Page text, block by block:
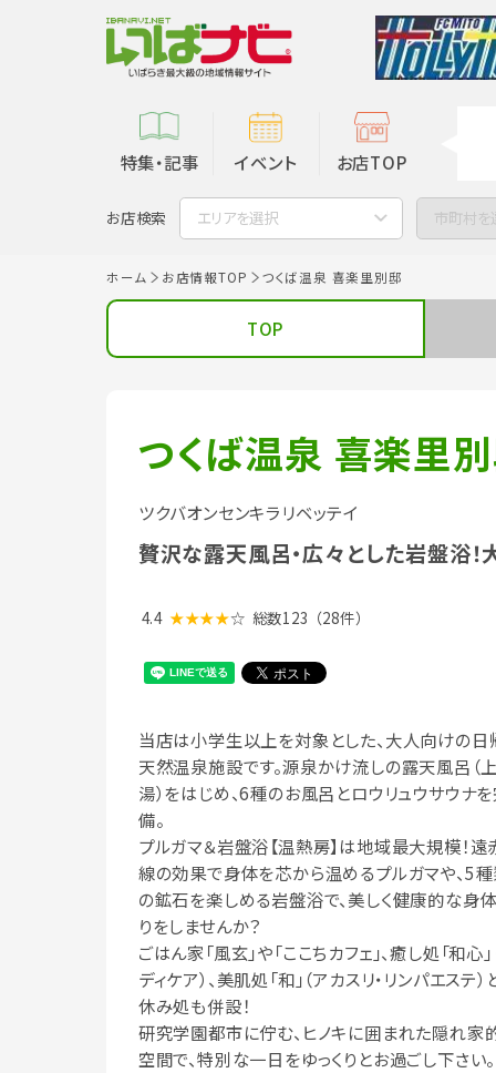
特集・記事 イベント お店TOP
お店検索 エリアを選択 市町村を
ホーム お店情報TOP つくば温泉 喜楽里別邸
TOP
つくば温泉 喜楽里
ツクバオンセンキラリベッテイ
贅沢な露天風呂・広々とした岩盤浴
4.4 ★★★★☆ 総数123 （28件）
当店は小学生以上を対象とした、大人向けの日
天然温泉施設です。源泉かけ流しの露天風呂（
湯）をはじめ、6種のお風呂とロウリュウサウナ
備。
プルガマ＆岩盤浴【温熱房】は地域最大規模！遠
線の効果で身体を芯から温めるプルガマや、5
の鉱石を楽しめる岩盤浴で、美しく健康的な身
りをしませんか？
ごはん家「風玄」や「ここちカフェ」、癒し処「和心」
ディケア）、美肌処「和」（アカスリ・リンパエステ）
休み処も併設！
研究学園都市に佇む、ヒノキに囲まれた隠れ家
空間で、特別な一日をゆっくりとお過ごし下さい。